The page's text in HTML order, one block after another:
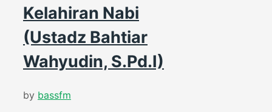
Kelahiran Nabi
(Ustadz Bahtiar
Wahyudin, S.Pd.I)
by bassfm